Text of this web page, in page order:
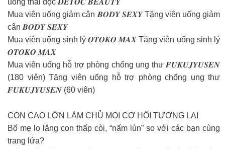
uống thải độc 𝑫𝑬𝑻𝑶𝑪 𝑩𝑬𝑨𝑼𝑻𝒀
Mua viên uống giảm cân 𝑩𝑶𝑫𝒀 𝑺𝑬𝑿𝒀 Tặng viên uống giảm
cân 𝑩𝑶𝑫𝒀 𝑺𝑬𝑿𝒀
Mua viên uống sinh lý 𝑶𝑻𝑶𝑲𝑶 𝑴𝑨𝑿 Tặng viên uống sinh lý
𝑶𝑻𝑶𝑲𝑶 𝑴𝑨𝑿
Mua viên uống hỗ trợ phòng chống ung thư 𝑭𝑼𝑲𝑼𝑱𝒀𝑼𝑺𝑬𝑵
(180 viên) Tặng viên uống hỗ trợ phòng chống ung thư
𝑭𝑼𝑲𝑼𝑱𝒀𝑼𝑺𝑬𝑵 (60 viên)
CON CAO LỚN LÀM CHỦ MỌI CƠ HỘI TƯƠNG LAI
Bố mẹ lo lắng con thấp còi, “nấm lùn” so với các bạn cùng
trang lứa?